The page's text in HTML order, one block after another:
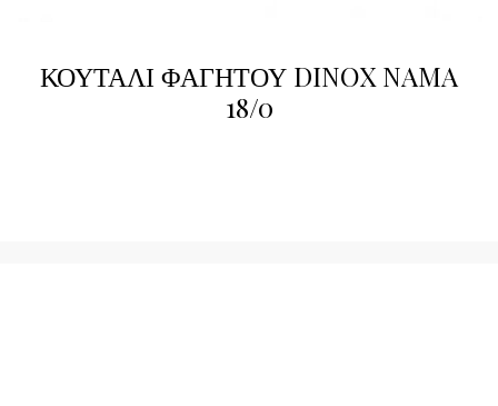
ΚΟΥΤΑΛΙ ΦΑΓΗΤΟΥ DINOX NAMA
18/0